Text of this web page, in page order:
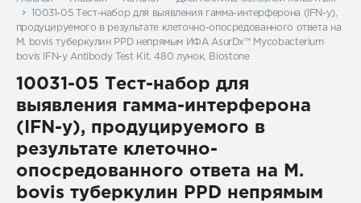
10031-05 Тест-набор для выявления гамма-интерферона (IFN-y),
продуцируемого в результате клеточно-опосредованного ответа на
M. bovis туберкулин PPD непрямым ИФА AsurDx™ Mycobacterium
bovis IFN-y Antibody Test Kit, 480 лунок, Biostone
10031-05 Тест-набор для
выявления гамма-интерферона
(IFN-y), продуцируемого в
результате клеточно-
опосредованного ответа на M.
bovis туберкулин PPD непрямым